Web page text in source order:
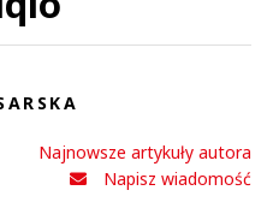
Najnowsze artykuły autora
Napisz wiadomość